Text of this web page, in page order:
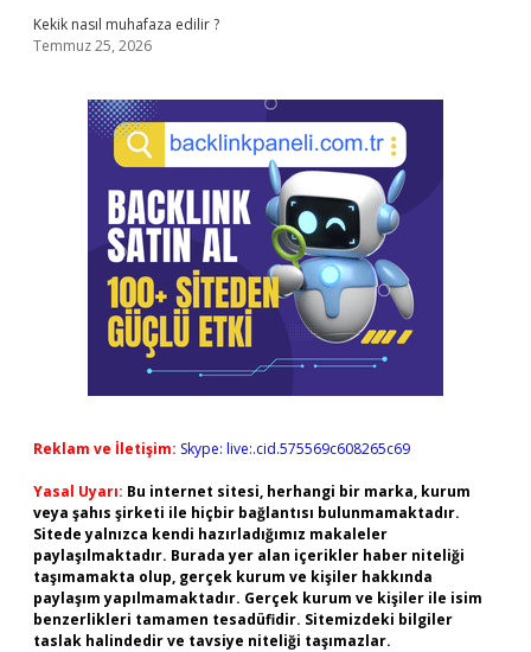
Kekik nasıl muhafaza edilir ?
Temmuz 25, 2026
Reklam ve İletişim: Skype: live:.cid.575569c608265c69
Yasal Uyarı: Bu internet sitesi, herhangi bir marka, kurum
veya şahıs şirketi ile hiçbir bağlantısı bulunmamaktadır.
Sitede yalnızca kendi hazırladığımız makaleler
paylaşılmaktadır. Burada yer alan içerikler haber niteliği
taşımamakta olup, gerçek kurum ve kişiler hakkında
paylaşım yapılmamaktadır. Gerçek kurum ve kişiler ile isim
benzerlikleri tamamen tesadüfidir. Sitemizdeki bilgiler
taslak halindedir ve tavsiye niteliği taşımazlar.